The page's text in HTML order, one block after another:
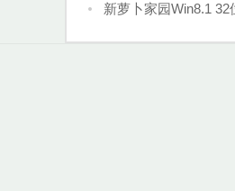
新萝卜家园Win8.1